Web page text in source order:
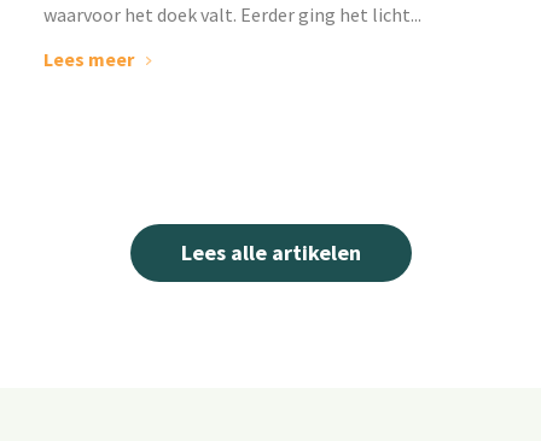
waarvoor het doek valt. Eerder ging het licht...
Lees meer
Lees alle artikelen